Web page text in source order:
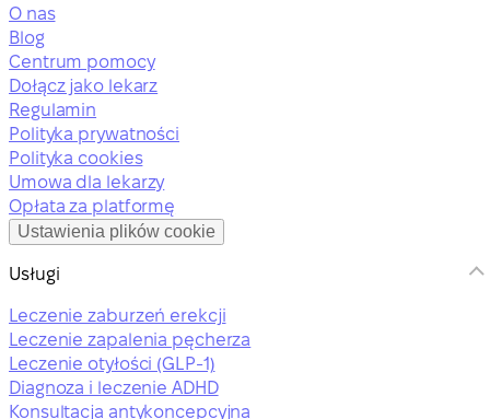
O nas
Blog
Centrum pomocy
Dołącz jako lekarz
Regulamin
Polityka prywatności
Polityka cookies
Umowa dla lekarzy
Opłata za platformę
Ustawienia plików cookie
Usługi
Leczenie zaburzeń erekcji
Leczenie zapalenia pęcherza
Leczenie otyłości (GLP-1)
Diagnoza i leczenie ADHD
Konsultacja antykoncepcyjna